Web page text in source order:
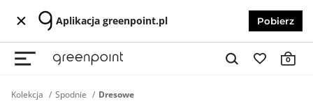
Aplikacja greenpoint.pl Pobierz
0
Kolekcja Spodnie Dresowe